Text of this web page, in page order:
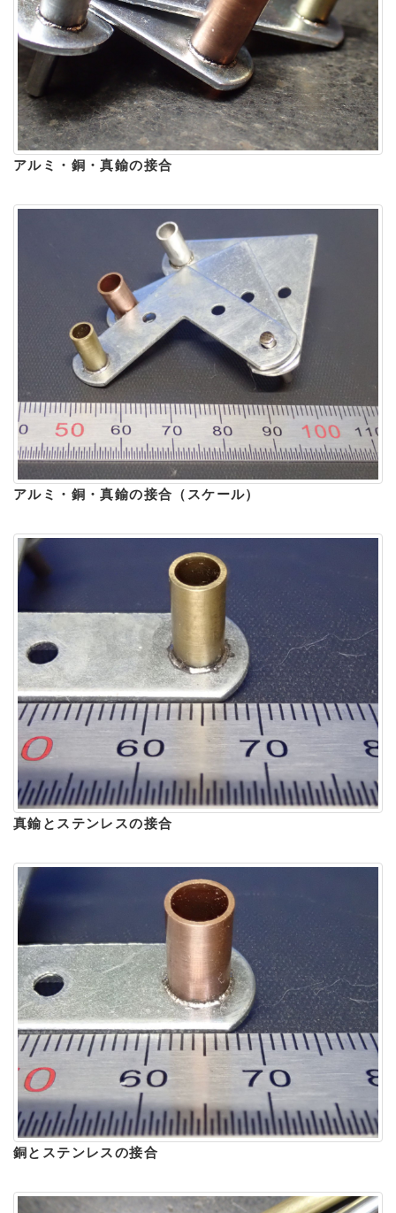
アルミ・銅・真鍮の接合
アルミ・銅・真鍮の接合（スケール）
真鍮とステンレスの接合
銅とステンレスの接合